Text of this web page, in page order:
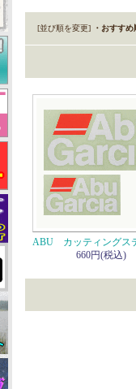
[並び順を変更] ・おすすめ
ABU カッティングス
660円(税込)